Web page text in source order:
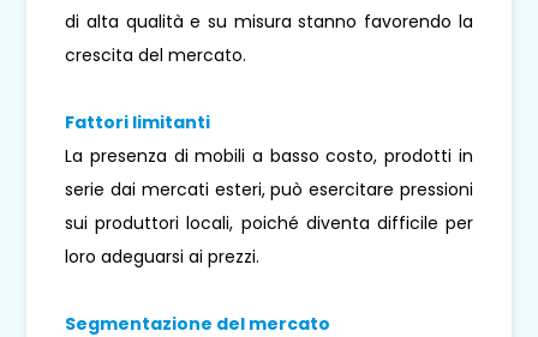
di alta qualità e su misura stanno favorendo la
crescita del mercato.
Fattori limitanti
La presenza di mobili a basso costo, prodotti in
serie dai mercati esteri, può esercitare pressioni
sui produttori locali, poiché diventa difficile per
loro adeguarsi ai prezzi.
Segmentazione del mercato